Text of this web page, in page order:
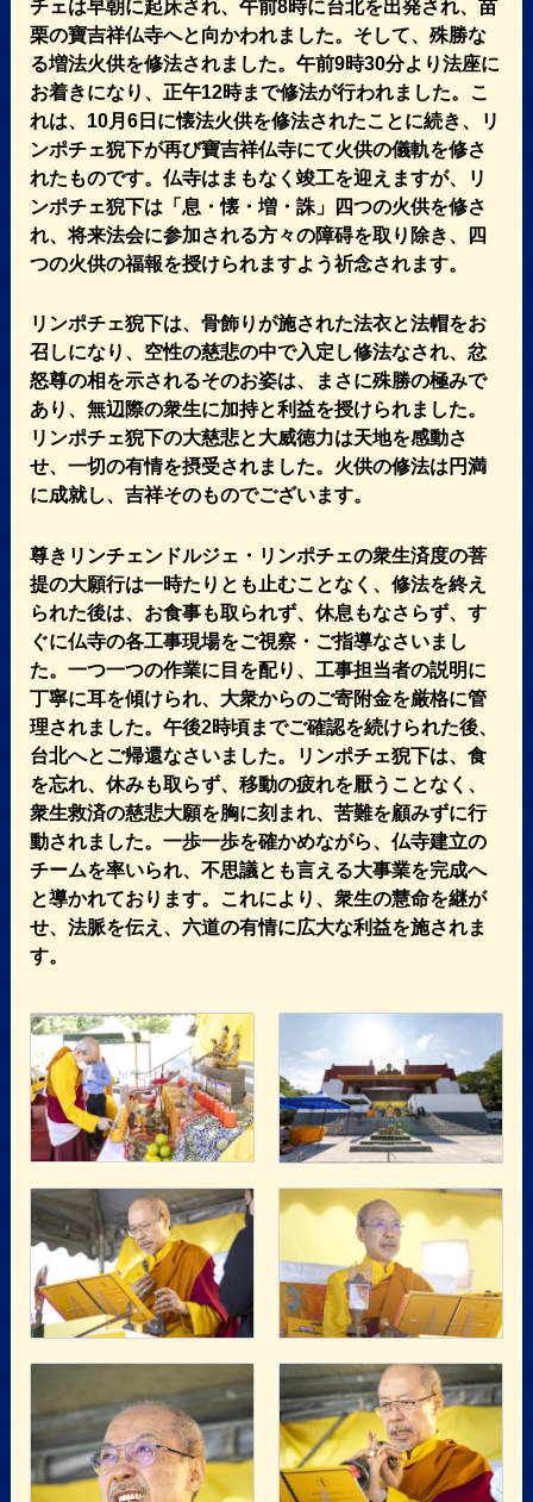
チェは早朝に起床され、午前8時に台北を出発され、苗
栗の寶吉祥仏寺へと向かわれました。そして、殊勝な
る増法火供を修法されました。午前9時30分より法座に
お着きになり、正午12時まで修法が行われました。こ
れは、10月6日に懐法火供を修法されたことに続き、リ
ンポチェ猊下が再び寶吉祥仏寺にて火供の儀軌を修さ
れたものです。仏寺はまもなく竣工を迎えますが、リ
ンポチェ猊下は「息・懐・増・誅」四つの火供を修さ
れ、将来法会に参加される方々の障碍を取り除き、四
つの火供の福報を授けられますよう祈念されます。
リンポチェ猊下は、骨飾りが施された法衣と法帽をお
召しになり、空性の慈悲の中で入定し修法なされ、忿
怒尊の相を示されるそのお姿は、まさに殊勝の極みで
あり、無辺際の衆生に加持と利益を授けられました。
リンポチェ猊下の大慈悲と大威徳力は天地を感動さ
せ、一切の有情を摂受されました。火供の修法は円満
に成就し、吉祥そのものでございます。
尊きリンチェンドルジェ・リンポチェの衆生済度の菩
提の大願行は一時たりとも止むことなく、修法を終え
られた後は、お食事も取られず、休息もなさらず、す
ぐに仏寺の各工事現場をご視察・ご指導なさいまし
た。一つ一つの作業に目を配り、工事担当者の説明に
丁寧に耳を傾けられ、大衆からのご寄附金を厳格に管
理されました。午後2時頃までご確認を続けられた後、
台北へとご帰還なさいました。リンポチェ猊下は、食
を忘れ、休みも取らず、移動の疲れを厭うことなく、
衆生救済の慈悲大願を胸に刻まれ、苦難を顧みずに行
動されました。一歩一歩を確かめながら、仏寺建立の
チームを率いられ、不思議とも言える大事業を完成へ
と導かれております。これにより、衆生の慧命を継が
せ、法脈を伝え、六道の有情に広大な利益を施されま
す。